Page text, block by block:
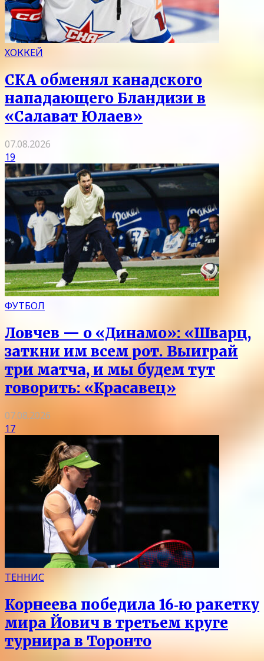
ХОККЕЙ
СКА обменял канадского
нападающего Бландизи в
«Салават Юлаев»
07.08.2026
19
ФУТБОЛ
Ловчев — о «Динамо»: «Шварц,
заткни им всем рот. Выиграй
три матча, и мы будем тут
говорить: «Красавец»
07.08.2026
17
ТЕННИС
Корнеева победила 16‑ю ракетку
мира Йович в третьем круге
турнира в Торонто